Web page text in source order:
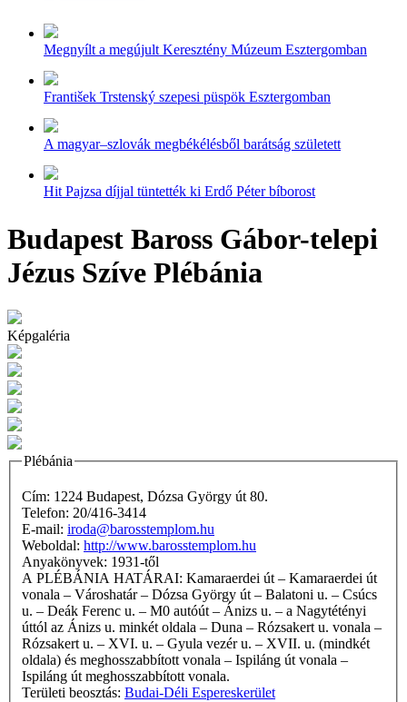
Megnyílt a megújult Keresztény Múzeum Esztergomban
František Trstenský szepesi püspök Esztergomban
A magyar–szlovák megbékélésből barátság született
Hit Pajzsa díjjal tüntették ki Erdő Péter bíborost
Budapest Baross Gábor-telepi
Jézus Szíve Plébánia
Képgaléria
Plébánia
Cím: 1224 Budapest, Dózsa György út 80.
Telefon: 20/416-3414
E-mail: iroda@barosstemplom.hu
Weboldal: http://www.barosstemplom.hu
Anyakönyvek: 1931-től
A PLÉBÁNIA HATÁRAI: Kamaraerdei út – Kamaraerdei út
vonala – Városhatár – Dózsa György út – Balatoni u. – Csúcs
u. – Deák Ferenc u. – M0 autóút – Ánizs u. – a Nagytétényi
úttól az Ánizs u. minkét oldala – Duna – Rózsakert u. vonala –
Rózsakert u. – XVI. u. – Gyula vezér u. – XVII. u. (mindkét
oldala) és meghosszabbított vonala – Ispiláng út vonala –
Ispiláng út meghosszabbított vonala.
Területi beosztás: Budai-Déli Espereskerület